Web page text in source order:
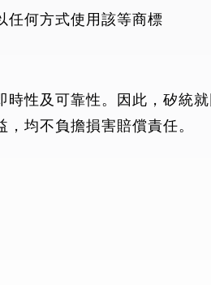
任何方式使用該等商標
性及可靠性。因此，矽統
均不負擔損害賠償責任。